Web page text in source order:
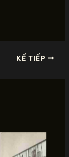
KẾ TIẾP